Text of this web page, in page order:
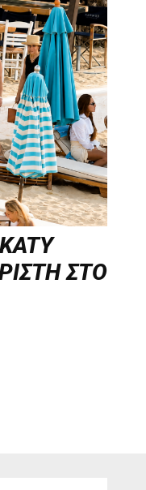
ΣΤΟ